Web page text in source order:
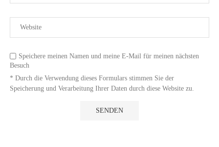
Speichere meinen Namen und meine E-Mail für meinen nächsten
Besuch
* Durch die Verwendung dieses Formulars stimmen Sie der
Speicherung und Verarbeitung Ihrer Daten durch diese Website zu.